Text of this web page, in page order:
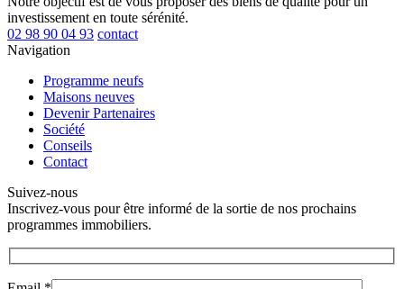
investissement en toute sérénité.
02 98 90 04 93 contact
Navigation
Programme neufs
Maisons neuves
Devenir Partenaires
Société
Conseils
Contact
Suivez-nous
Inscrivez-vous pour être informé de la sortie de nos prochains
programmes immobiliers.